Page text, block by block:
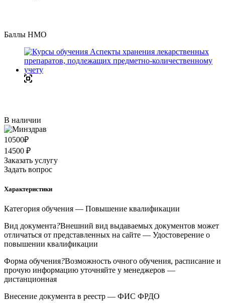
В наличии
10500₽
14500 ₽
Заказать услугу
Задать вопрос
Характеристики
Категория обучения — Повышение квалификации
Вид документа?Внешний вид выдаваемых документов может
отличаться от представленных на сайте — Удостоверение о
повышении квалификации
Форма обучения?Возможность очного обучения, расписание и
прочую информацию уточняйте у менеджеров —
дистанционная
Внесение документа в реестр — ФИС ФРДО
Баллы НМО